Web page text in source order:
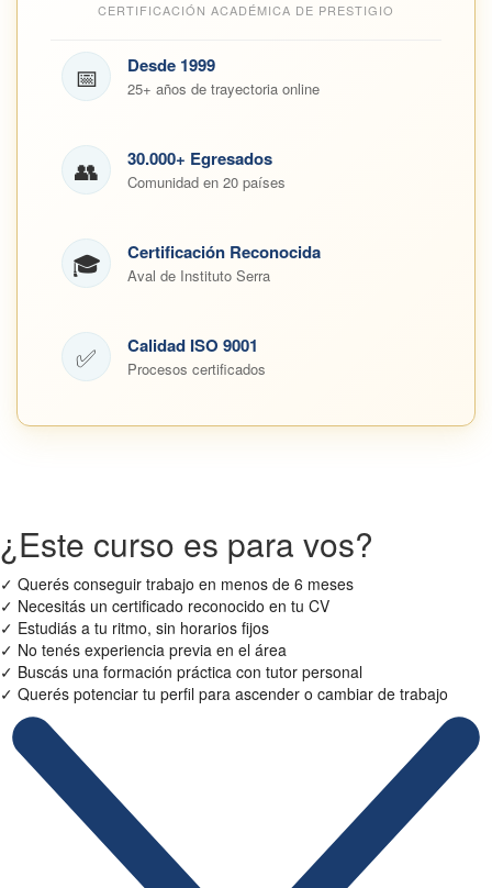
CERTIFICACIÓN ACADÉMICA DE PRESTIGIO
📅 Desde 1999
25+ años de trayectoria online
👥 30.000+ Egresados
Comunidad en 20 países
🎓 Certificación Reconocida
Aval de Instituto Serra
✅ Calidad ISO 9001
Procesos certificados
¿Este curso es para vos?
✓ Querés conseguir trabajo en menos de 6 meses
✓ Necesitás un certificado reconocido en tu CV
✓ Estudiás a tu ritmo, sin horarios fijos
✓ No tenés experiencia previa en el área
✓ Buscás una formación práctica con tutor personal
✓ Querés potenciar tu perfil para ascender o cambiar de trabajo